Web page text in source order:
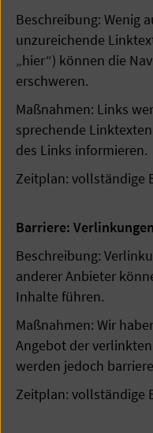
Beschreibung: Wenig
unzureichende
„hier“) können die
erschweren.
Maßnahmen: Links
sprechende
des Links informieren.
Zeitplan: vollständige
Barriere:
Beschreibung:
anderer Anbieter
Inhalte führen.
Maßnahmen: Wir
Angebot der
werden jedoch
Zeitplan: vollständige